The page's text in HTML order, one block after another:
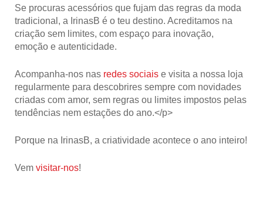
Se procuras acessórios que fujam das regras da moda
tradicional , a IrinasB é o teu destino. Acreditamos na
criação sem limites, com espaço para inovação,
emoção e autenticidade.
Acompanha-nos nas redes sociais e visita a nossa loja
regularmente para descobrires sempre com novidades
criadas com amor, sem regras ou limites impostos pelas
tendências nem estações do ano.</p>
Porque na IrinasB, a criatividade acontece o ano inteiro!
Vem visitar-nos!